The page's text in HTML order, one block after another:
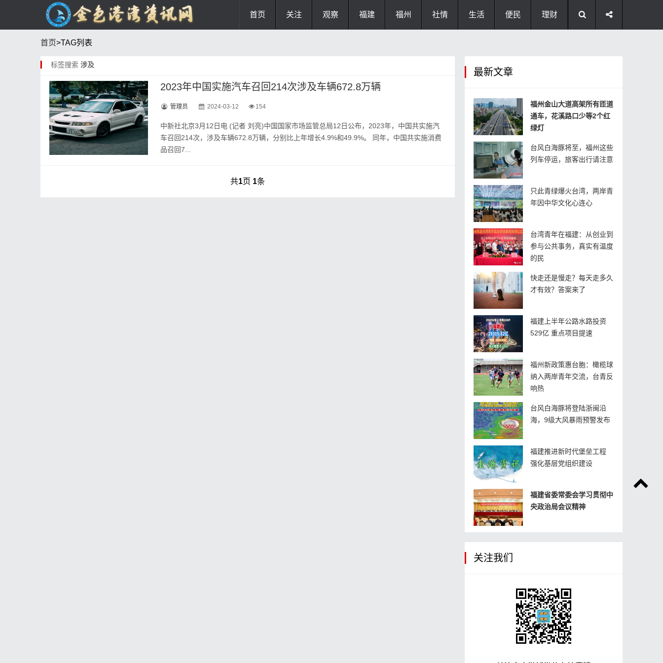
首页 关注 观察 福建 福州 社情 生活 便民 理财
首页>TAG列表
标签搜索 涉及
2023年中国实施汽车召回214次涉及车辆672.8万辆
管理员 2024-03-12 154
中新社北京3月12日电 (记者 刘亮)中国国家市场监管总局12日公布，2023年，中国共实施汽
车召回214次，涉及车辆672.8万辆，分别比上年增长4.9%和49.9%。 同年，中国共实施消费
品召回7...
共1页 1条
最新文章
福州金山大道高架所有匝道
通车，花溪路口少等2个红
绿灯
台风白海豚将至，福州这些
列车停运，旅客出行请注意
只此青绿爆火台湾，两岸青
年因中华文化心连心
台湾青年在福建：从创业到
参与公共事务，真实有温度
的民
快走还是慢走？每天走多久
才有效？答案来了
福建上半年公路水路投资
529亿 重点项目提速
福州新政策惠台胞：橄榄球
纳入两岸青年交流，台青反
响热
台风白海豚将登陆浙闽沿
海，9级大风暴雨预警发布
福建推进新时代堡垒工程
强化基层党组织建设
福建省委常委会学习贯彻中
央政治局会议精神
关注我们